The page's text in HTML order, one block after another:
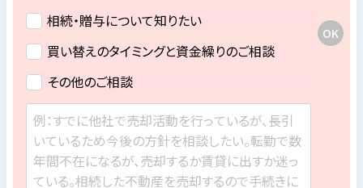
相続・贈与について知りたい
買い替えのタイミングと資金繰りのご相談
その他のご相談